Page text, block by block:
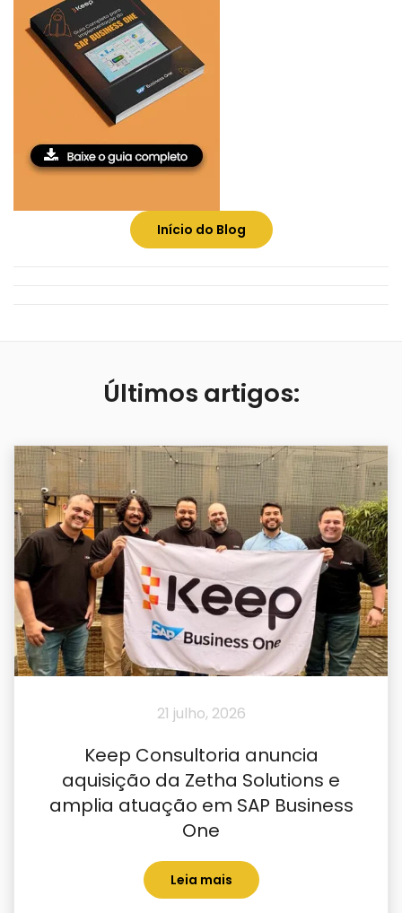
Início do Blog
Últimos artigos:
21 julho, 2026
Keep Consultoria anuncia
aquisição da Zetha Solutions e
amplia atuação em SAP Business
One
Leia mais